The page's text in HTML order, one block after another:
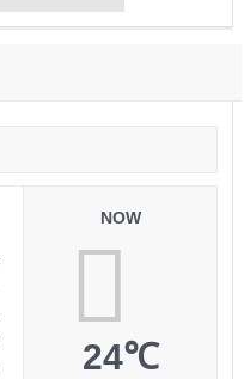
NOW
24℃